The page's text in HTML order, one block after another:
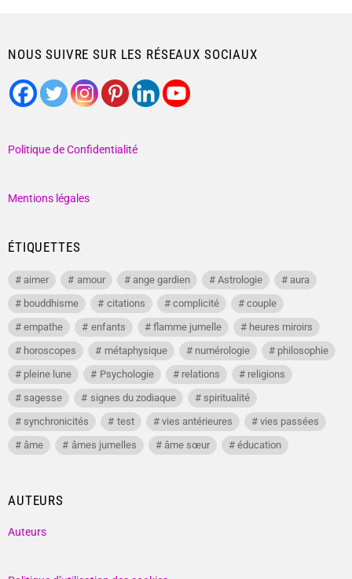
NOUS SUIVRE SUR LES RÉSEAUX SOCIAUX
Politique de Confidentialité
Mentions légales
ÉTIQUETTES
aimer amour ange gardien Astrologie
aura
bouddhisme
citations complicité
couple
empathe
enfants flamme jumelle
heures miroirs
horoscopes
métaphysique numérologie
philosophie
pleine lune
Psychologie relations
religions
sagesse
signes du zodiaque
spiritualité
synchronicités
test vies antérieures
vies passées
âme
âmes jumelles âme sœur éducation
AUTEURS
Auteurs